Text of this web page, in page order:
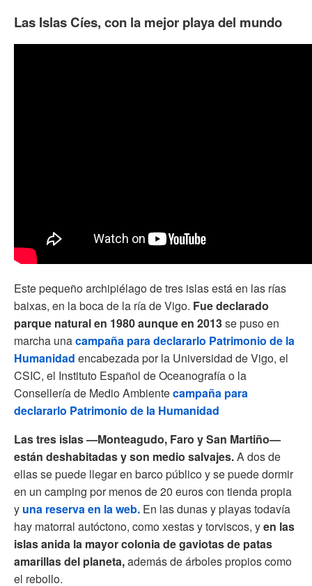
Las Islas Cíes, con la mejor playa del mundo
Este pequeño archipiélago de tres islas está en las rías
baixas, en la boca de la ría de Vigo. Fue declarado
parque natural en 1980 aunque en 2013se puso en
marcha unacampaña para declararlo Patrimonio de la
Humanidad encabezada por la Universidad de Vigo, el
CSIC, el Instituto Español de Oceanografía o la
Consellería de Medio Ambientecampaña para
declararlo Patrimonio de la Humanidad
Las tres islas —Monteagudo, Faro y San Martiño—
están deshabitadas y son medio salvajes.A dos de
ellas se puede llegar en barco público y se puede dormir
en un camping por menos de 20 euros con tienda propia
y una reserva en la web. En las dunas y playas todavía
hay matorral autóctono, como xestas y torviscos, yen las
islas anida la mayor colonia de gaviotas de patas
amarillas del planeta,además de árboles propios como
el rebollo.